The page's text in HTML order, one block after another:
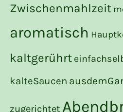
Zwischenmahlzeit
aromatisch
kaltgerührt
kalteSaucen
zugerichtet